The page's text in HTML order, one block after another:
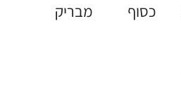
כסוף
מבריק